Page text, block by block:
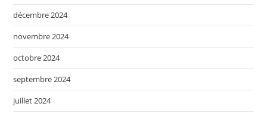
décembre 2024
novembre 2024
octobre 2024
septembre 2024
juillet 2024